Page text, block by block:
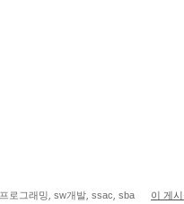
프로그래밍, sw개발, ssac, sba 이 게